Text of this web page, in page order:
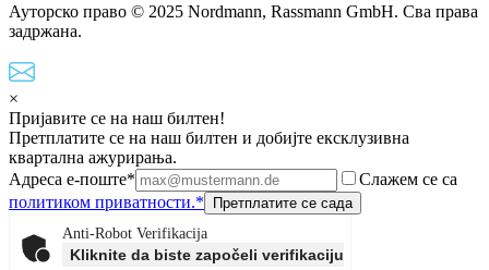
Ауторско право © 2025 Nordmann, Rassmann GmbH. Сва права
задржана.
×
Пријавите се на наш билтен!
Претплатите се на наш билтен и добијте ексклузивна
квартална ажурирања.
Адреса е-поште*
Слажем се са
политиком приватности.*
Anti-Robot Verifikacija
Kliknite da biste započeli verifikaciju